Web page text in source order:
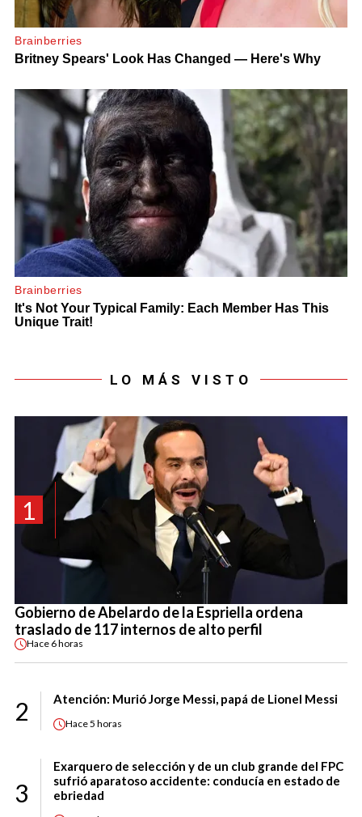
LO MÁS VISTO
1
Gobierno de Abelardo de la Espriella ordena
traslado de 117 internos de alto perfil
Hace 6 horas
2 Atención: Murió Jorge Messi, papá de Lionel Messi
Hace5 horas
3
Exarquero de selección y de un club grande del FPC
sufrió aparatoso accidente: conducía en estado de
ebriedad